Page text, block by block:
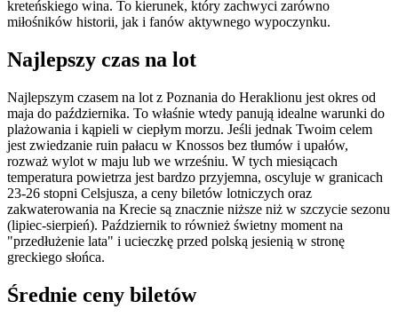
kreteńskiego wina. To kierunek, który zachwyci zarówno
miłośników historii, jak i fanów aktywnego wypoczynku.
Najlepszy czas na lot
Najlepszym czasem na lot z Poznania do Heraklionu jest okres od
maja do października. To właśnie wtedy panują idealne warunki do
plażowania i kąpieli w ciepłym morzu. Jeśli jednak Twoim celem
jest zwiedzanie ruin pałacu w Knossos bez tłumów i upałów,
rozważ wylot w maju lub we wrześniu. W tych miesiącach
temperatura powietrza jest bardzo przyjemna, oscyluje w granicach
23-26 stopni Celsjusza, a ceny biletów lotniczych oraz
zakwaterowania na Krecie są znacznie niższe niż w szczycie sezonu
(lipiec-sierpień). Październik to również świetny moment na
"przedłużenie lata" i ucieczkę przed polską jesienią w stronę
greckiego słońca.
Średnie ceny biletów